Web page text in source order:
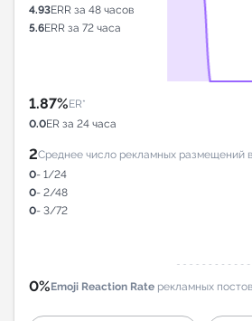
4.93ERR за 48 часов
5.6ERR за 72 часа
1.87%ER*
0.0ER за 24 часа
2Среднее число рекламных размещений
0- 1/24
0- 2/48
0- 3/72
0%Emoji Reaction Rate рекламных